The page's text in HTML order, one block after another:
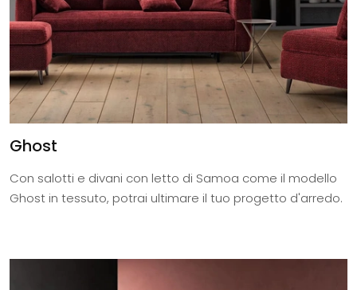
Ghost
Con salotti e divani con letto di Samoa come il modello
Ghost in tessuto, potrai ultimare il tuo progetto d'arredo.